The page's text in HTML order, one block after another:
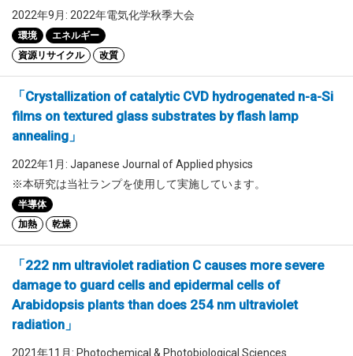
2022年9月: 2022年電気化学秋季大会
環境
エネルギー
資源リサイクル
改質
「Crystallization of catalytic CVD hydrogenated n-a-Si
films on textured glass substrates by flash lamp
annealing」
2022年1月: Japanese Journal of Applied physics
※本研究は当社ランプを使用して実施しています。
半導体
加熱
乾燥
「222 nm ultraviolet radiation C causes more severe
damage to guard cells and epidermal cells of
Arabidopsis plants than does 254 nm ultraviolet
radiation」
2021年11月: Photochemical & Photobiological Sciences